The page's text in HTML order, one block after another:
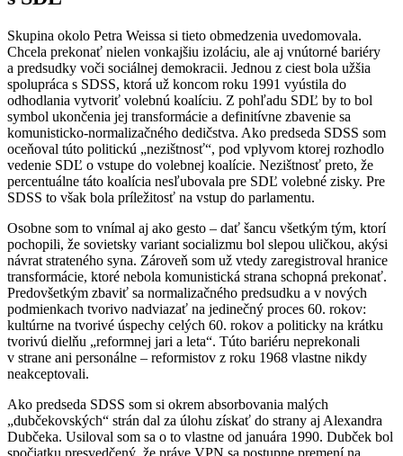
Skupina okolo Petra Weissa si tieto obmedzenia uvedomovala.
Chcela prekonať nielen vonkajšiu izoláciu, ale aj vnútorné bariéry
a predsudky voči sociálnej demokracii. Jednou z ciest bola užšia
spolupráca s SDSS, ktorá už koncom roku 1991 vyústila do
odhodlania vytvoriť volebnú koalíciu. Z pohľadu SDĽ by to bol
symbol ukončenia jej transformácie a definitívne zbavenie sa
komunisticko-normalizačného dedičstva. Ako predseda SDSS som
oceňoval túto politickú „nezištnosť“, pod vplyvom ktorej rozhodlo
vedenie SDĽ o vstupe do volebnej koalície. Nezištnosť preto, že
percentuálne táto koalícia nesľubovala pre SDĽ volebné zisky. Pre
SDSS to však bola príležitosť na vstup do parlamentu.
Osobne som to vnímal aj ako gesto – dať šancu všetkým tým, ktorí
pochopili, že sovietsky variant socializmu bol slepou uličkou, akýsi
návrat strateného syna. Zároveň som už vtedy zaregistroval hranice
transformácie, ktoré nebola komunistická strana schopná prekonať.
Predovšetkým zbaviť sa normalizačného predsudku a v nových
podmienkach tvorivo nadviazať na jedinečný proces 60. rokov:
kultúrne na tvorivé úspechy celých 60. rokov a politicky na krátku
tvorivú dielňu „reformnej jari a leta“. Túto bariéru neprekonali
v strane ani personálne – reformistov z roku 1968 vlastne nikdy
neakceptovali.
Ako predseda SDSS som si okrem absorbovania malých
„dubčekovských“ strán dal za úlohu získať do strany aj Alexandra
Dubčeka. Usiloval som sa o to vlastne od januára 1990. Dubček bol